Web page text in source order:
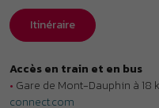
Labels et classements
•Classement Atout France :
•Label Famille Plus : station
surwww.familleplus.fr
•Établissement disposant de